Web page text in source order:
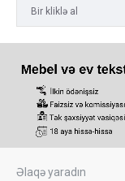
Bir kliklə al
Əlaqə yaradın